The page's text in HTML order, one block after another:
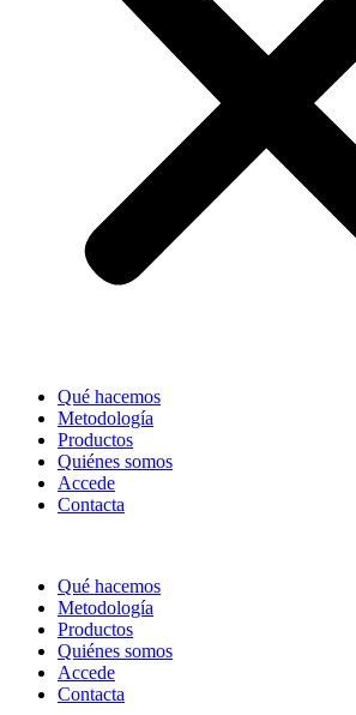
Qué hacemos
Metodología
Productos
Quiénes somos
Accede
Contacta
Qué hacemos
Metodología
Productos
Quiénes somos
Accede
Contacta